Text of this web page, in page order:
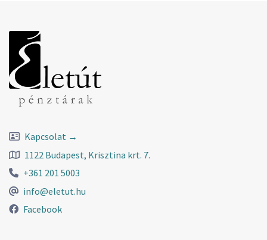
Kapcsolat →
1122 Budapest, Krisztina krt. 7.
+361 201 5003
info@eletut.hu
Facebook